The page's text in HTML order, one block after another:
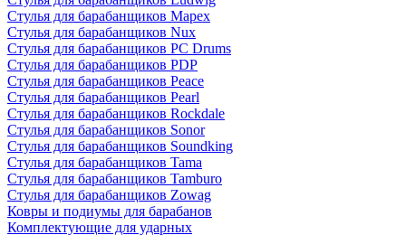
Стулья для барабанщиков Mapex
Стулья для барабанщиков Nux
Стулья для барабанщиков PC Drums
Стулья для барабанщиков PDP
Стулья для барабанщиков Peace
Стулья для барабанщиков Pearl
Стулья для барабанщиков Rockdale
Стулья для барабанщиков Sonor
Стулья для барабанщиков Soundking
Стулья для барабанщиков Tama
Стулья для барабанщиков Tamburo
Стулья для барабанщиков Zowag
Ковры и подиумы для барабанов
Комплектующие для ударных